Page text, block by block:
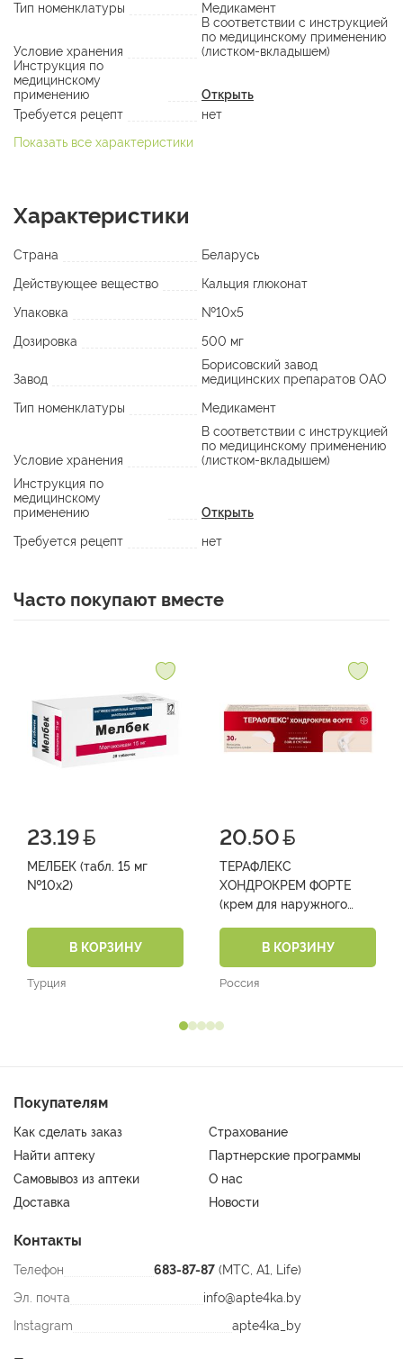
Тип номенклатуры
Медикамент
Условие хранения
В соответствии с инструкцией
по медицинскому применению
(листком-вкладышем)
Инструкция по
медицинскому
применению
Открыть
Требуется рецепт
нет
Показать все характеристики
Характеристики
Страна
Беларусь
Действующее вещество
Кальция глюконат
Упаковка
№10х5
Дозировка
500 мг
Завод
Борисовский завод
медицинских препаратов ОАО
Тип номенклатуры
Медикамент
Условие хранения
В соответствии с инструкцией
по медицинскому применению
(листком-вкладышем)
Инструкция по
медицинскому
применению
Открыть
Требуется рецепт
нет
Часто покупают вместе
23.19
МЕЛБЕК (табл. 15 мг
№10х2)
В КОРЗИНУ
Турция
20.50
ТЕРАФЛЕКС
ХОНДРОКРЕМ ФОРТЕ
(крем для наружного
В КОРЗИНУ
Россия
Покупателям
Как сделать заказ
Страхование
Найти аптеку
Партнерские программы
Самовывоз из аптеки
О нас
Доставка
Новости
Контакты
Телефон 683-87-87 (МТС, A1, Life)
Эл. почта
info@apte4ka.by
Instagram
apte4ka_by